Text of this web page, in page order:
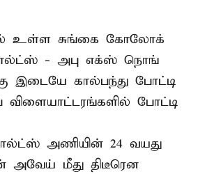
உள்ள சுங்கை கோலோக்
- அபு எக்ஸ் நொங்
இடையே கால்பந்து போட்டி
விளையாட்டரங்களில் போட்டி
அணியின் 24 வயது
அவேய் மீது திடீரென